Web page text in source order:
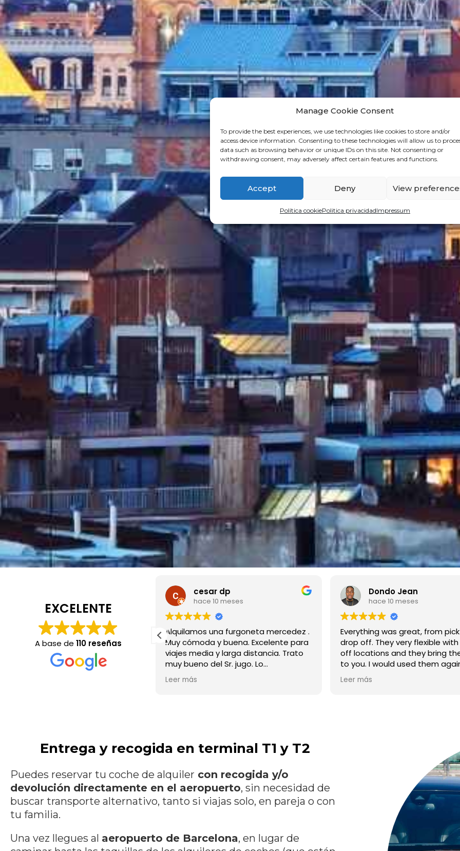
Manage Cookie Consent
To provide the best experiences, we use technologies like cookies to store and/or
access device information. Consenting to these technologies will allow us to
data such as browsing behavior or unique IDs on this site. Not consenting or
withdrawing consent, may adversely affect certain features and functions.
Accept Deny View
Política cookiePolitica privacidadImpressum
EXCELENTE
A base de 110 reseñas
una furgoneta mercedez .
cómoda y buena. Excelente para
media y larga distancia. Trato
Dondo Jean
hace 10 meses
Everything was great, from pick up to
drop off. They very flexible with drop
off locations and they bring the car
to you. I would used them again. Jugo
was professional throughout the
process.
Leer más
Павел Кельцев
hace 10 meses
Очень классные ребята, могут
привезти к любому месту в
офиса нет, он виртуальный. Все
спасибо большое
Entrega y recogida en terminal T1 y T2
Puedes reservar tu coche de alquiler con recogida y/o
devolución directamente en el aeropuerto, sin necesidad de
buscar transporte alternativo, tanto si viajas solo, en pareja o con
tu familia.
Una vez llegues al aeropuerto de Barcelona, en lugar de